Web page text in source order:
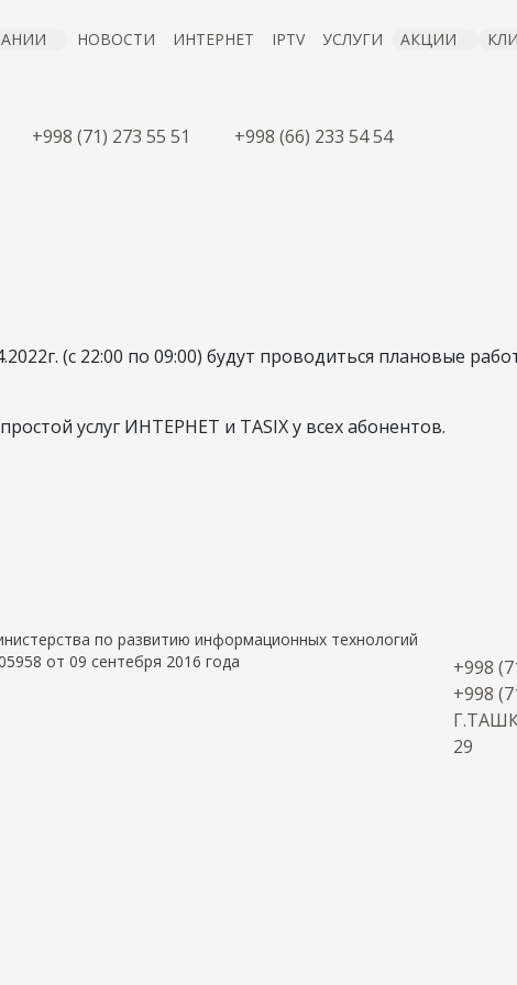
НОВОСТИ ИНТЕРНЕТ IPTV УСЛУГИ АКЦИИ
+998 (71) 273 55 51 +998 (66) 233 54 54
(с 22:00 по 09:00) будут проводиться плановые
услуг ИНТЕРНЕТ и TASIX у всех абонентов.
по развитию информационных технологий
от 09 сентебря 2016 года
+998
+998
29